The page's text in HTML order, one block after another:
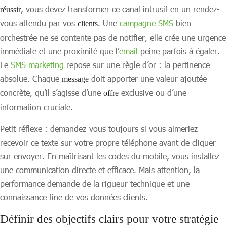
réussir, vous devez transformer ce canal intrusif en un rendez-
vous attendu par vos clients. Une campagne SMS bien
orchestrée ne se contente pas de notifier, elle crée une urgence
immédiate et une proximité que l’email peine parfois à égaler.
Le SMS marketing repose sur une règle d’or : la pertinence
absolue. Chaque message doit apporter une valeur ajoutée
concrète, qu’il s’agisse d’une offre exclusive ou d’une
information cruciale.
Petit réflexe : demandez-vous toujours si vous aimeriez
recevoir ce texte sur votre propre téléphone avant de cliquer
sur envoyer. En maîtrisant les codes du mobile, vous installez
une communication directe et efficace. Mais attention, la
performance demande de la rigueur technique et une
connaissance fine de vos données clients.
Définir des objectifs clairs pour votre stratégie